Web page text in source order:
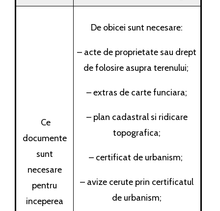
Ce
documente
sunt
necesare
pentru
inceperea
De obicei sunt necesare:
– acte de proprietate sau drept
de folosire asupra terenului;
– extras de carte funciara;
– plan cadastral si ridicare
topografica;
– certificat de urbanism;
– avize cerute prin certificatul
de urbanism;